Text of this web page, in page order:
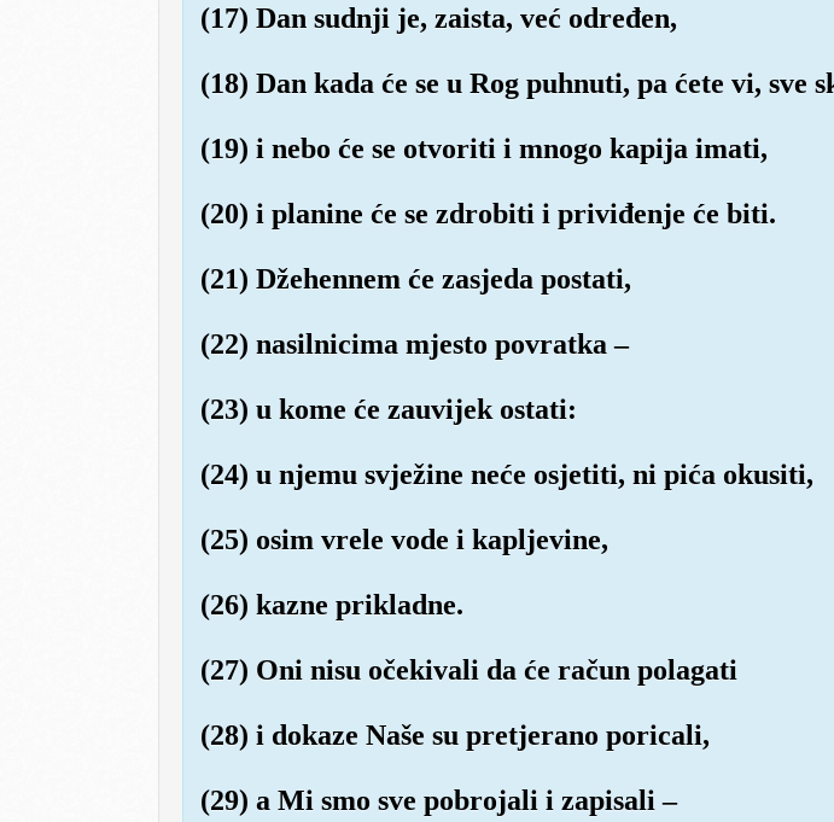
(17) Dan sudnji je, zaista, već određen,
(18) Dan kada će se u Rog puhnuti, pa ćete vi, sve
(19) i nebo će se otvoriti i mnogo kapija imati,
(20) i planine će se zdrobiti i priviđenje će biti.
(21) Džehennem će zasjeda postati,
(22) nasilnicima mjesto povratka –
(23) u kome će zauvijek ostati:
(24) u njemu svježine neće osjetiti, ni pića okusiti,
(25) osim vrele vode i kapljevine,
(26) kazne prikladne.
(27) Oni nisu očekivali da će račun polagati
(28) i dokaze Naše su pretjerano poricali,
(29) a Mi smo sve pobrojali i zapisali –